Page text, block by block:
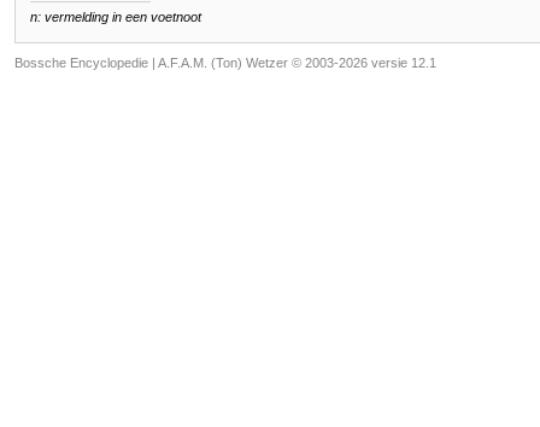
n: vermelding in een voetnoot
Bossche Encyclopedie | A.F.A.M. (Ton) Wetzer © 2003-2026 versie 12.1